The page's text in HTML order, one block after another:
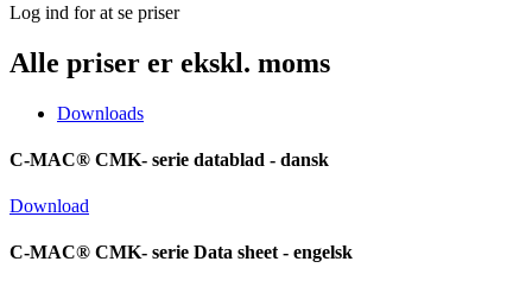
Log ind for at se priser
Alle priser er ekskl. moms
Downloads
C-MAC® CMK- serie datablad - dansk
Download
C-MAC® CMK- serie Data sheet - engelsk